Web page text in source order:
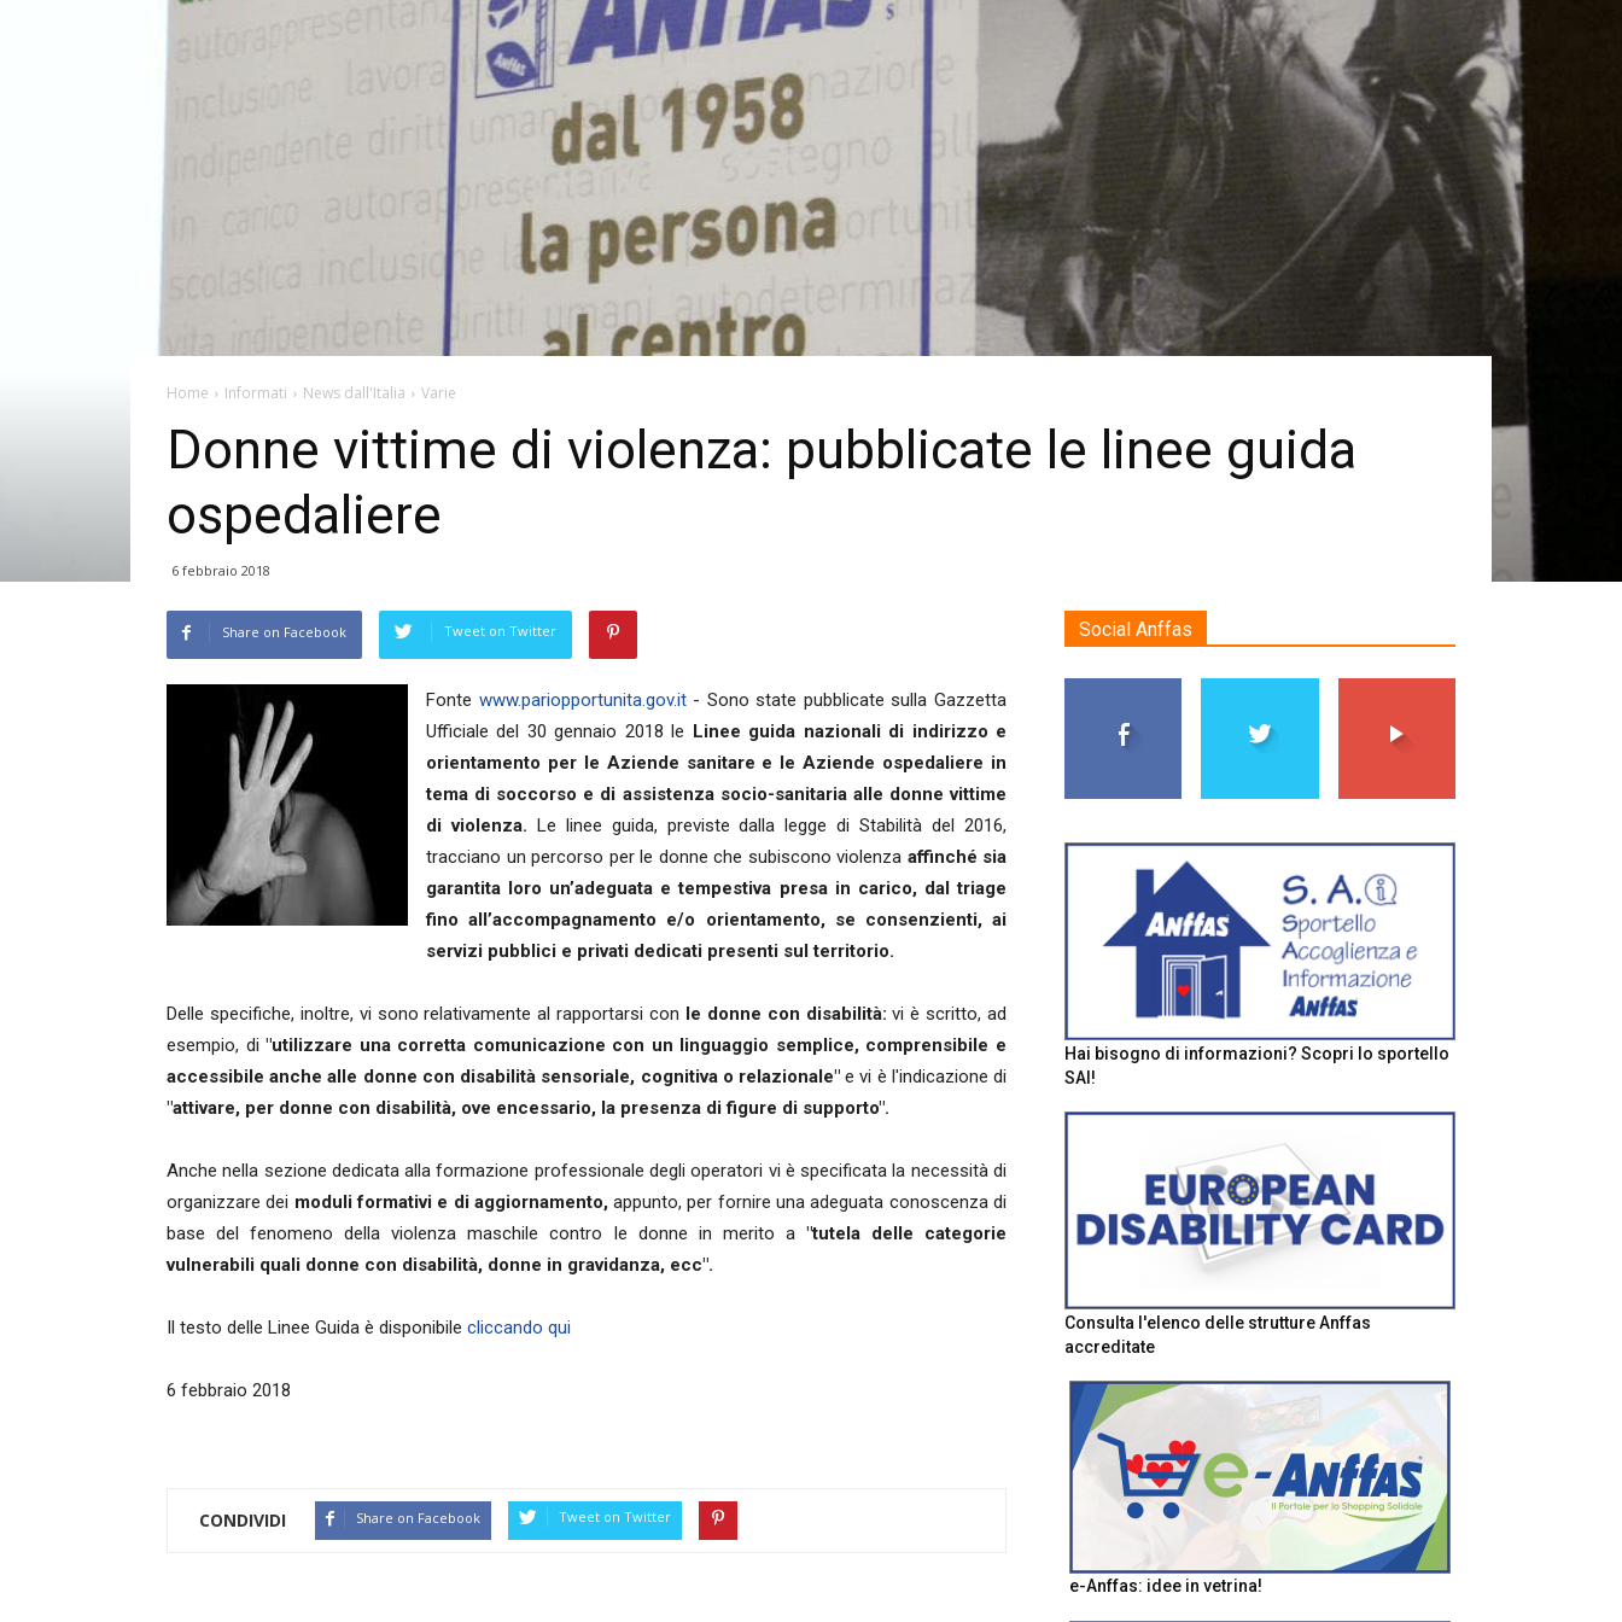
Home Informati News dall'Italia Varie
Donne vittime di violenza: pubblicate le linee guida
ospedaliere
6 febbraio 2018
Share on Facebook Tweet on Twitter
Fonte www.pariopportunita.gov.it- Sono state pubblicate sulla Gazzetta
Ufficiale del 30 gennaio 2018 le
Linee guida nazionali di indirizzo e
orientamento per le Aziende sanitare e le Aziende ospedaliere in
tema di soccorso e di assistenza socio-sanitaria alle donne vittime
di violenza.
Le linee guida, previste dalla legge di Stabilità del 2016,
tracciano un percorso per le donne che subiscono violenza affinché sia
garantita loro un’adeguata e tempestiva presa in carico, dal triage
fino all’accompagnamento e/o orientamento, se consenzienti, ai
servizi pubblici e privati dedicati presenti sul territorio.
Delle specifiche, inoltre, vi sono relativamente al rapportarsi con le donne con disabilità: vi è scritto, ad
esempio, di"utilizzare una corretta comunicazione con un linguaggio semplice, comprensibile e
accessibile anche alle donne con disabilità sensoriale, cognitiva o relazionale"e vi è l'indicazione di
"attivare, per donne con disabilità, ove encessario, la presenza di figure di supporto".
Anche nella sezione dedicata alla formazione professionale degli operatori vi è specificata la necessità di
organizzare dei moduli formativi e di aggiornamento,appunto, per fornire una adeguata conoscenza di
base del fenomeno della violenza maschile contro le donne in merito a "tutela delle categorie
vulnerabili quali donne con disabilità, donne in gravidanza, ecc".
Il testo delle Linee Guida è disponibile cliccando qui
6 febbraio 2018
CONDIVIDI Share on Facebook Tweet on Twitter
Social Anffas
Hai bisogno di informazioni? Scopri lo sportello
SAI!
Consulta l'elenco delle strutture Anffas
accreditate
e-Anffas: idee in vetrina!